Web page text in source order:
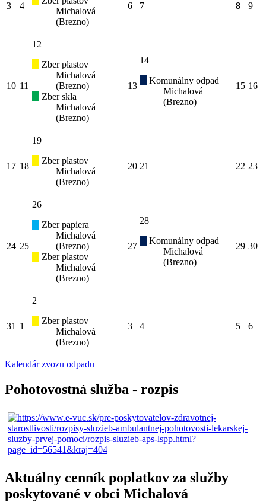
3 4
Michalová
(Brezno)
6 7 8 9
10 11
12
Zber plastov
Michalová
(Brezno)
Zber skla
Michalová
(Brezno)
13
14
Komunálny odpad
Michalová
(Brezno)
15 16
17 18
19
Zber plastov
Michalová
(Brezno)
20 21 22 23
24 25
26
Zber papiera
Michalová
(Brezno)
Zber plastov
Michalová
(Brezno)
27
28
Komunálny odpad
Michalová
(Brezno)
29 30
31 1
2
Zber plastov
Michalová
(Brezno)
3 4 5 6
Kalendár zvozu odpadu
Pohotovostná služba - rozpis
Aktuálny cenník poplatkov za služby
poskytované v obci Michalová